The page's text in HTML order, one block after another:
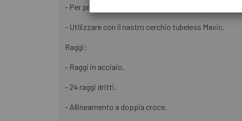
- Per pneumatici UST Tubeless e Tubetype.
- Utilizzare con il nastro cerchio tubeless Mavic.
Raggi:
- Raggi in acciaio.
- 24 raggi dritti.
- Allineamento a doppia croce.